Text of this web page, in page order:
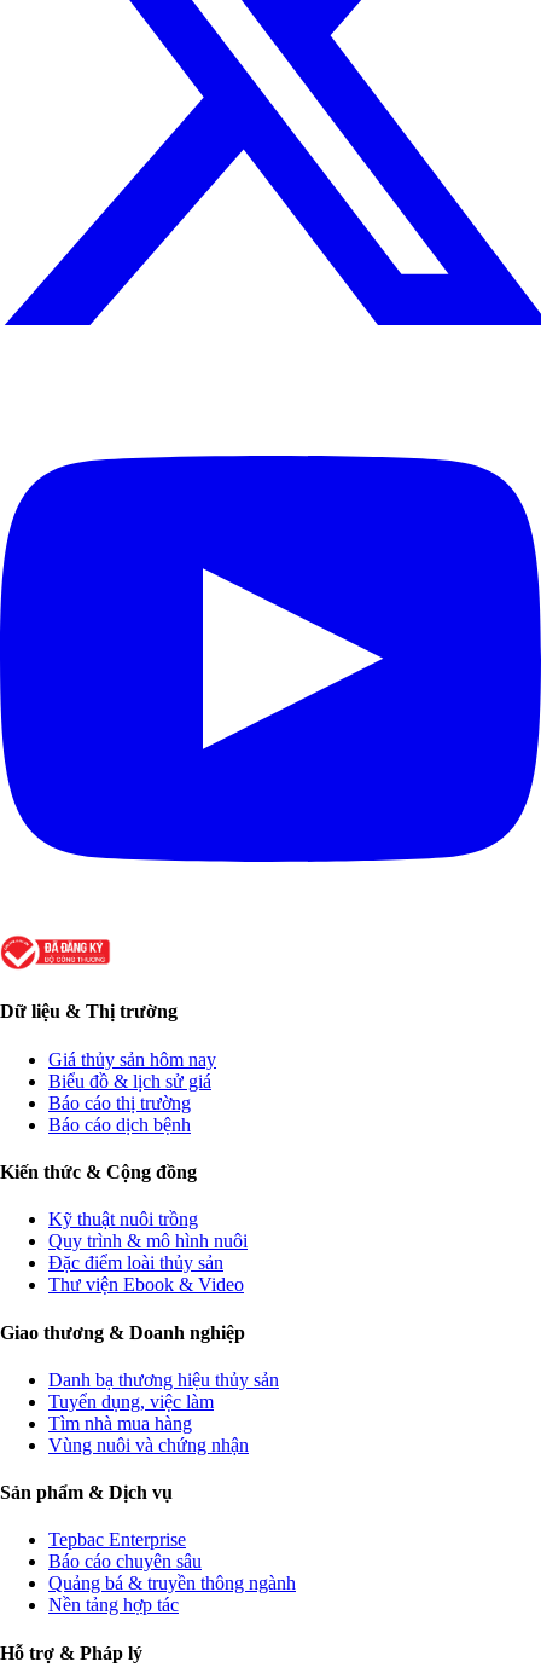
Dữ liệu & Thị trường
Giá thủy sản hôm nay
Biểu đồ & lịch sử giá
Báo cáo thị trường
Báo cáo dịch bệnh
Kiến thức & Cộng đồng
Kỹ thuật nuôi trồng
Quy trình & mô hình nuôi
Đặc điểm loài thủy sản
Thư viện Ebook & Video
Giao thương & Doanh nghiệp
Danh bạ thương hiệu thủy sản
Tuyển dụng, việc làm
Tìm nhà mua hàng
Vùng nuôi và chứng nhận
Sản phẩm & Dịch vụ
Tepbac Enterprise
Báo cáo chuyên sâu
Quảng bá & truyền thông ngành
Nền tảng hợp tác
Hỗ trợ & Pháp lý